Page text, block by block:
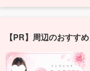
【PR】周辺のおすす